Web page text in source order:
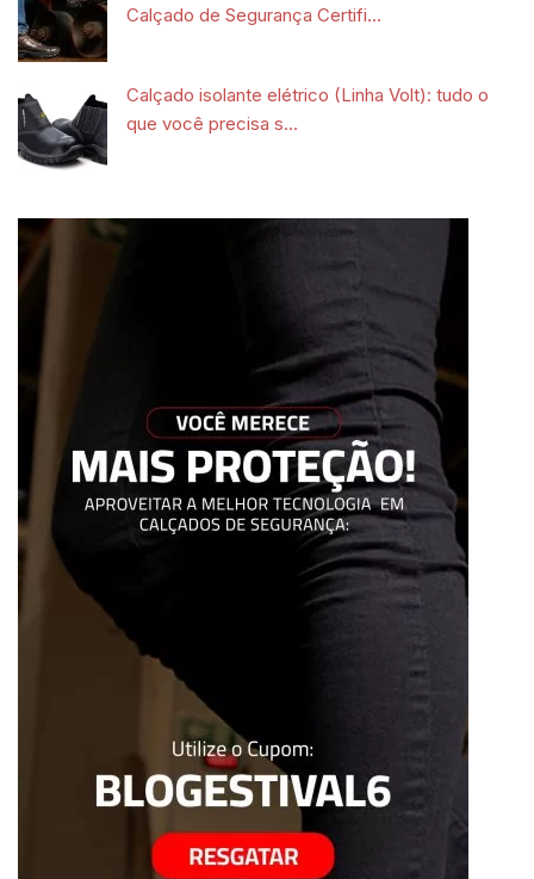
Calçado de Segurança Certifi...
Calçado isolante elétrico (Linha Volt): tudo o
que você precisa s...